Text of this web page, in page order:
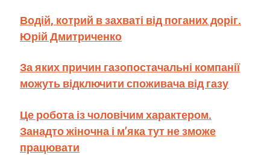
Водій, котрий в захваті від поганих доріг.
Юрій Дмитриченко
За яких причин газопостачальні компанії
можуть відключити споживача від газу
Це робота із чоловічим характером.
Занадто жіночна і м’яка тут не зможе
працювати